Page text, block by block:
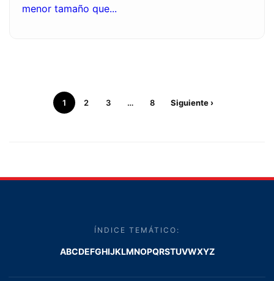
menor tamaño que...
1 2 3 … 8 Siguiente ›
ÍNDICE TEMÁTICO:
ABCDEFGHIJKLMNOPQRSTUVWXYZ